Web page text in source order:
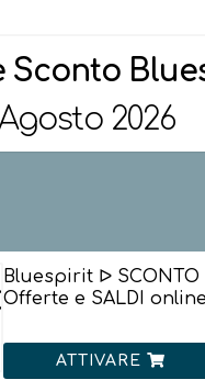
Sconto
2026
Bluespirit ᐅ SCONTO
Offerte e SALDI online
ATTIVARE